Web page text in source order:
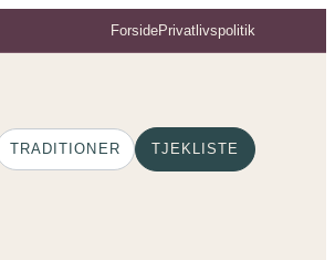
ForsidePrivatlivspolitik
TRADITIONER TJEKLISTE